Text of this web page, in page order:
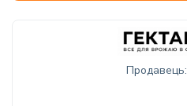
Продавець: